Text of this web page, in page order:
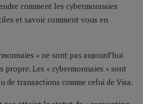
comment les cybermonnaies
et savoir comment vous en
» ne sont pas aujourd’hui
propre. Les « cybermonnaies » sont
de transactions comme celui de Visa.